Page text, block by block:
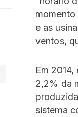
e as
ventos,
Em
2,2% da
sistema